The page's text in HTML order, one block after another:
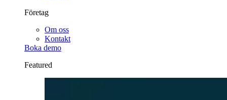
Företag
Om oss
Kontakt
Boka demo
Featured